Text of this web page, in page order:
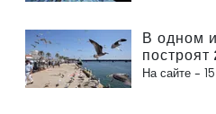
В одном
построят
На сайте -